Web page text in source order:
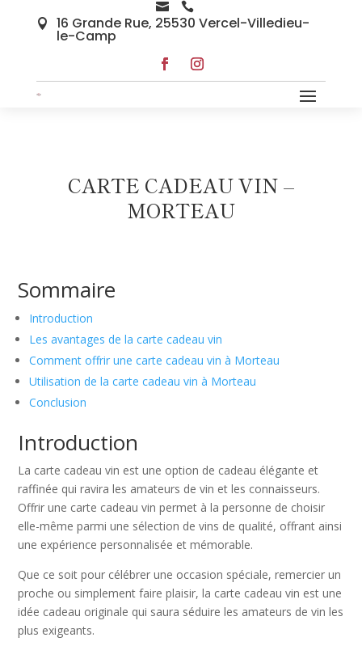



16 Grande Rue, 25530 Vercel-Villedieu-
le-Camp
CARTE CADEAU VIN –
MORTEAU
Sommaire
Introduction
Les avantages de la carte cadeau vin
Comment offrir une carte cadeau vin à Morteau
Utilisation de la carte cadeau vin à Morteau
Conclusion
Introduction
La carte cadeau vin est une option de cadeau élégante et
raffinée qui ravira les amateurs de vin et les connaisseurs.
Offrir une carte cadeau vin permet à la personne de choisir
elle-même parmi une sélection de vins de qualité, offrant ainsi
une expérience personnalisée et mémorable.
Que ce soit pour célébrer une occasion spéciale, remercier un
proche ou simplement faire plaisir, la carte cadeau vin est une
idée cadeau originale qui saura séduire les amateurs de vin les
plus exigeants.